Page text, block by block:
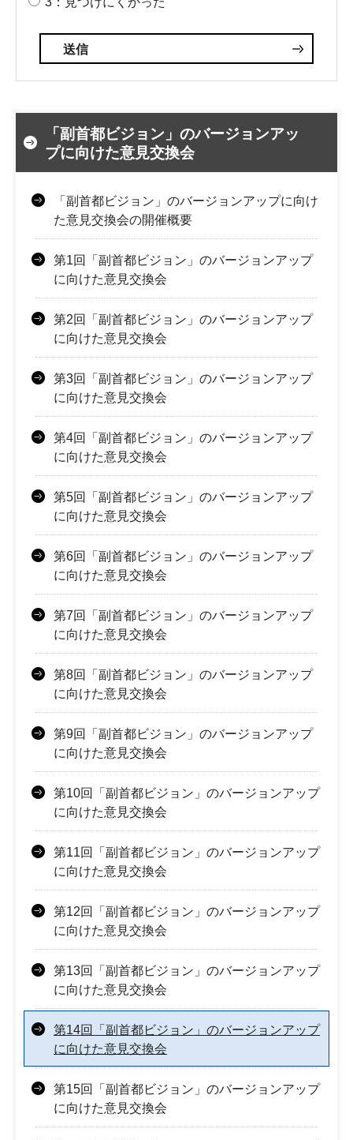
「副首都ビジョン」のバージョンアッ
プに向けた意見交換会
「副首都ビジョン」のバージョンアップに向け
た意見交換会の開催概要
第1回「副首都ビジョン」のバージョンアップ
に向けた意見交換会
第2回「副首都ビジョン」のバージョンアップ
に向けた意見交換会
第3回「副首都ビジョン」のバージョンアップ
に向けた意見交換会
第4回「副首都ビジョン」のバージョンアップ
に向けた意見交換会
第5回「副首都ビジョン」のバージョンアップ
に向けた意見交換会
第6回「副首都ビジョン」のバージョンアップ
に向けた意見交換会
第7回「副首都ビジョン」のバージョンアップ
に向けた意見交換会
第8回「副首都ビジョン」のバージョンアップ
に向けた意見交換会
第9回「副首都ビジョン」のバージョンアップ
に向けた意見交換会
第10回「副首都ビジョン」のバージョンアップ
に向けた意見交換会
第11回「副首都ビジョン」のバージョンアップ
に向けた意見交換会
第12回「副首都ビジョン」のバージョンアップ
に向けた意見交換会
第13回「副首都ビジョン」のバージョンアップ
に向けた意見交換会
第14回「副首都ビジョン」のバージョンアップ
に向けた意見交換会
第15回「副首都ビジョン」のバージョンアップ
に向けた意見交換会